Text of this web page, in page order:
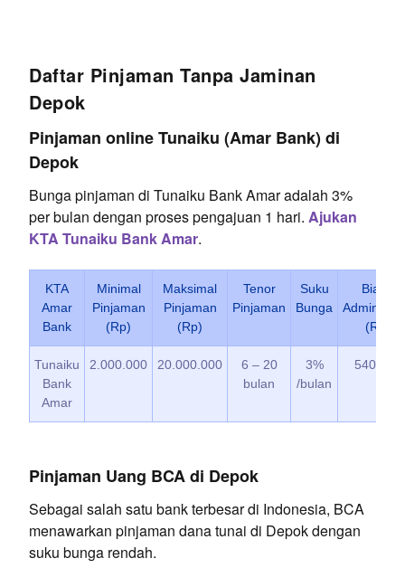
Daftar Pinjaman Tanpa Jaminan
Depok
Pinjaman online Tunaiku (Amar Bank) di
Depok
Bunga pinjaman di Tunaiku Bank Amar adalah 3%
per bulan dengan proses pengajuan 1 hari. Ajukan
KTA Tunaiku Bank Amar.
KTA
Amar
Bank
Minimal
Pinjaman
(Rp)
Maksimal
Pinjaman
(Rp)
Tenor
Pinjaman
Suku
Bunga
Biaya
(Rp)
Tunaiku
Bank
Amar
2.000.000 20.000.000
6 – 20
bulan
3%
/bulan
540.000
Pinjaman Uang BCA di Depok
Sebagai salah satu bank terbesar di Indonesia, BCA
menawarkan pinjaman dana tunai di Depok dengan
suku bunga rendah.